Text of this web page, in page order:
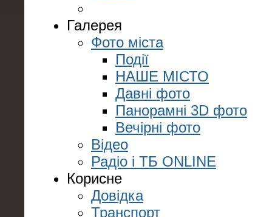
Галерея
Фото міста
Події
НАШЕ МІСТО
Давні фото
Панорамні 3D фото
Вечірні фото
Відео
Радіо і ТБ ONLINE
Корисне
Довідка
Транспорт